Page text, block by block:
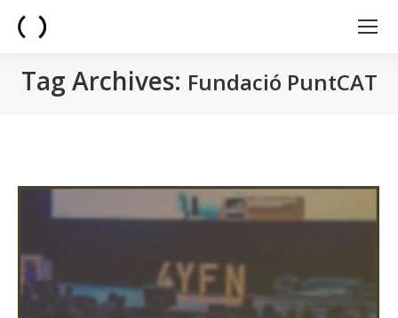
Tag Archives: Fundació PuntCAT